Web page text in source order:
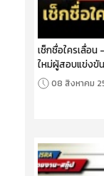
เช็กชื่อใครเลื่อ
ใหม่ผู้สอบแข่งขั
08 สิงหาคม